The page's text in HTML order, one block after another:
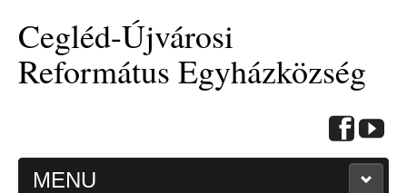
Cegléd-Újvárosi
Református Egyházközség
MENU